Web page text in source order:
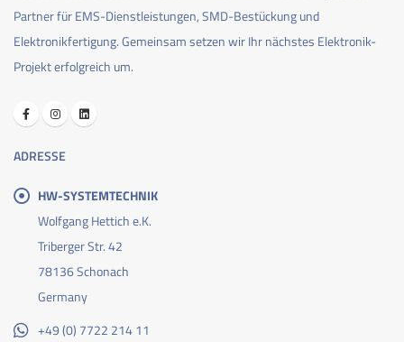
Partner für EMS-Dienstleistungen, SMD-Bestückung und
Elektronikfertigung. Gemeinsam setzen wir Ihr nächstes Elektronik-
Projekt erfolgreich um.
ADRESSE
HW-SYSTEMTECHNIK
Wolfgang Hettich e.K.
Triberger Str. 42
78136 Schonach
Germany
+49 (0) 7722 214 11